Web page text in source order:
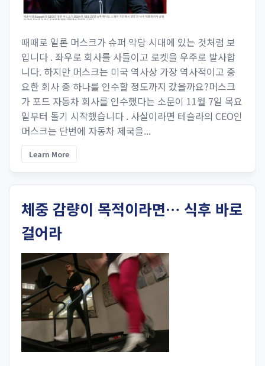
때때로 일론 머스크가 슈퍼 악당 시대에 있는 것처럼 보
입니다 . 좌우로 회사를 사들이고 로켓을 우주로 발사합
니다. 하지만 머스크는 미국 역사상 가장 역사적이고 중
요한 회사 중 하나를 인수할 정도까지 갔을까요?머스크
가 포드 자동차 회사를 인수했다는 소문이 11월 7일 목요
일부터 돌기 시작했습니다 . 사실이라면 테슬라의 CEO인
머스크는 단번에 자동차 제국을...
Learn More
체중 감량이 목적이라면… 식후 바로
걸어라